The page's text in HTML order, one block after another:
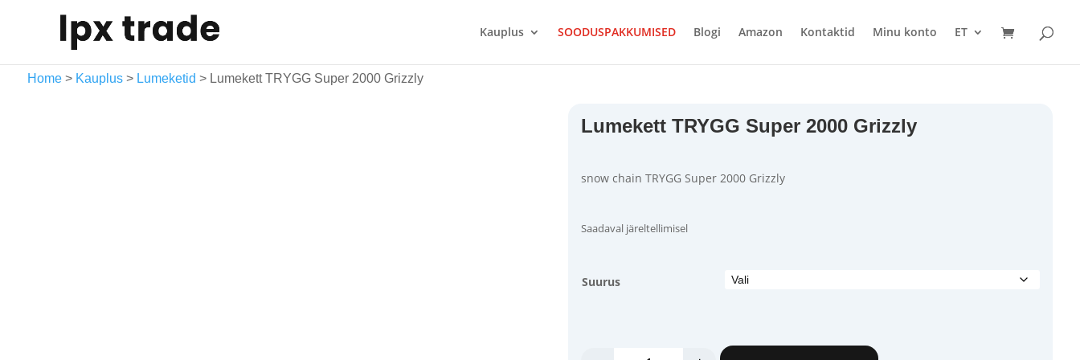
Kauplus SOODUSPAKKUMISED Blogi Amazon Kontaktid Minu konto ET Ostukorv
Home> Kauplus> Lumeketid > Lumekett TRYGG Super 2000 Grizzly
Lumekett TRYGG Super 2000 Grizzly
snow chain TRYGG Super 2000 Grizzly
Saadaval järeltellimisel
Suurus